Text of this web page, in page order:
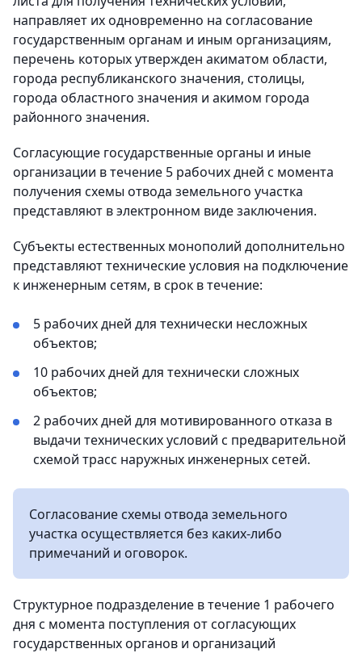
направляет их одновременно на согласование
государственным органам и иным организациям,
перечень которых утвержден акиматом области,
города республиканского значения, столицы,
города областного значения и акимом города
районного значения.
Согласующие государственные органы и иные
организации в течение 5 рабочих дней с момента
получения схемы отвода земельного участка
представляют в электронном виде заключения.
Субъекты естественных монополий дополнительно
представляют технические условия на подключение
к инженерным сетям, в срок в течение:
5 рабочих дней для технически несложных
объектов;
10 рабочих дней для технически сложных
объектов;
2 рабочих дней для мотивированного отказа в
выдачи технических условий с предварительной
схемой трасс наружных инженерных сетей.
Согласование схемы отвода земельного
участка осуществляется без каких-либо
примечаний и оговорок.
Структурное подразделение в течение 1 рабочего
дня с момента поступления от согласующих
государственных органов и организаций